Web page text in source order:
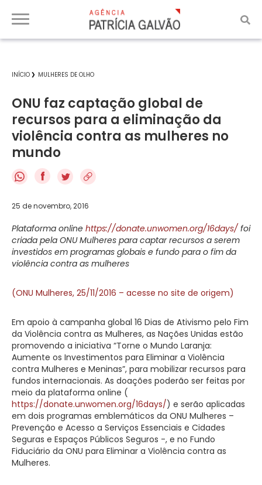
INÍCIO MULHERES DE OLHO
ONU faz captação global de
recursos para a eliminação da
violência contra as mulheres no
mundo
f
25 de novembro, 2016
Plataforma online https://donate.unwomen.org/16days/ foi
criada pela ONU Mulheres para captar recursos a serem
investidos em programas globais e fundo para o fim da
violência contra as mulheres
(ONU Mulheres, 25/11/2016 – acesse no site de origem)
Em apoio à campanha global 16 Dias de Ativismo pelo Fim
da Violência contra as Mulheres, as Nações Unidas estão
promovendo a iniciativa “Torne o Mundo Laranja:
Aumente os Investimentos para Eliminar a Violência
contra Mulheres e Meninas”, para mobilizar recursos para
fundos internacionais. As doações poderão ser feitas por
meio da plataforma online (
https://donate.unwomen.org/16days/) e serão aplicadas
em dois programas emblemáticos da ONU Mulheres –
Prevenção e Acesso a Serviços Essenciais e Cidades
Seguras e Espaços Públicos Seguros -, e no Fundo
Fiduciário da ONU para Eliminar a Violência contra as
Mulheres.